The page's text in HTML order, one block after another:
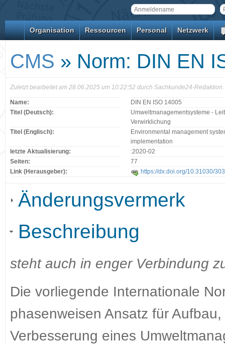
Organisation Ressourcen Personal Netzwerk
CMS » Norm: DIN EN
Zuletzt bearbeitet am 28.06.2025 um 10:22:52 durch Sachkunde24-Redaktion.
Name:
DIN EN ISO 14005
Titel (Deutsch):
Umweltmanagementsysteme -
Verwirklichung
Titel (Englisch):
Environmental management
implementation
letzte Aktualisierung:
:2020-02
Seiten:
77
Link (Herausgeber):
https://dx.doi.org/10.31030/
Änderungsvermerk
Beschreibung
steht auch in enger Verbindung
Die vorliegende Internationale
phasenweisen Ansatz für
Verbesserung eines